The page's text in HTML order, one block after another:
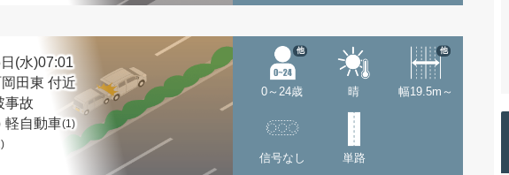
(水)07:01
田東 付近
事故
軽自動車(1)
0～24歳
他
晴 幅19.5m～
他
信号なし 単路